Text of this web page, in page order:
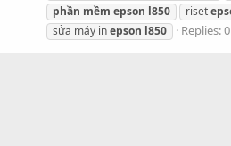
phần mềm epson l850 riset
sửa máy inepson l850 Replies: 0